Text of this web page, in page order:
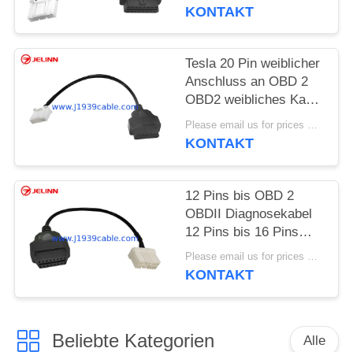
KONTAKT
Tesla 20 Pin weiblicher
Anschluss an OBD 2
OBD2 weibliches Kabel
für Modell S und Modell
X Jahr 2016-2021
Please email us for prices MOQ:100 pcs
KONTAKT
12 Pins bis OBD 2
OBDII Diagnosekabel
12 Pins bis 16 Pins
OBD2 Drahtgurt für
Tesla Model S Jahr
Please email us for prices MOQ:100 Stück
KONTAKT
Beliebte Kategorien Alle